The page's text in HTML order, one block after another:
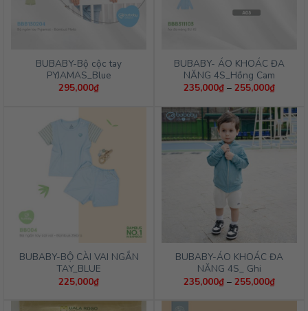
BUBABY-Bộ cộc tay
PYJAMAS_Blue
295,000₫
BUBABY- ÁO KHOÁC ĐA
NĂNG 4S_Hồng Cam
235,000₫ – 255,000₫Khoảng
từ
đến
BUBABY-BỘ CÀI VAI NGẮN
TAY_BLUE
225,000₫
BUBABY-ÁO KHOÁC ĐA
NĂNG 4S_ Ghi
235,000₫ – 255,000₫Khoảng
từ